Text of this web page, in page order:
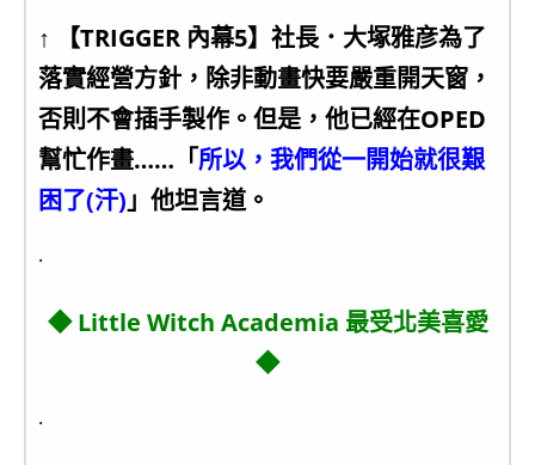
↑ 【TRIGGER 內幕5】社長．大塚雅彦為了
落實經營方針，除非動畫快要嚴重開天窗，
否則不會插手製作。但是，他已經在OPED
幫忙作畫……「所以，我們從一開始就很艱
困了(汗)」他坦言道。
.
◆ Little Witch Academia 最受北美喜愛
◆
.